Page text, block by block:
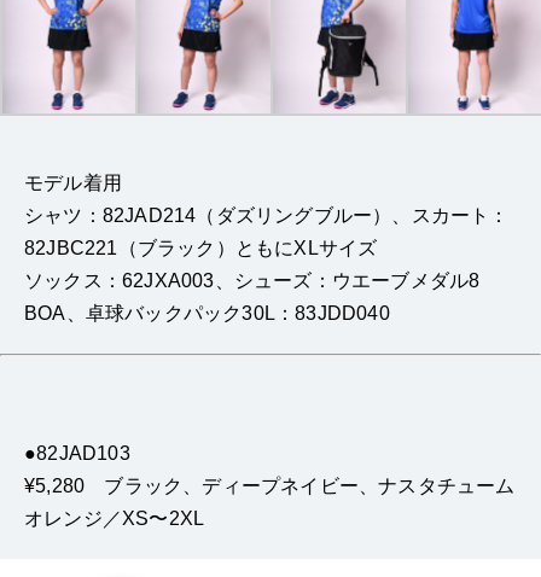
モデル着用
シャツ：82JAD214（ダズリングブルー）、スカート：
82JBC221（ブラック）ともにXLサイズ
ソックス：62JXA003、シューズ：ウエーブメダル8
BOA、卓球バックパック30L：83JDD040
●82JAD103
¥5,280 ブラック、ディープネイビー、ナスタチューム
オレンジ／XS〜2XL